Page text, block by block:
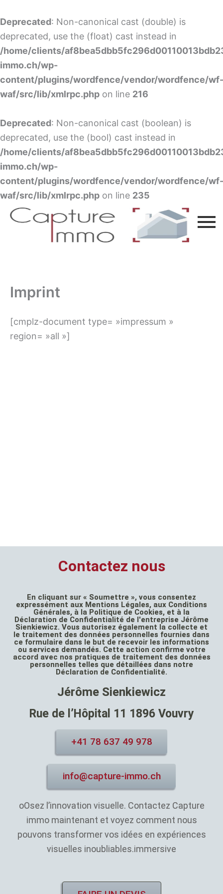
Deprecated: Non-canonical cast (double) is
deprecated, use the (float) cast instead in
/home/clients/
immo.ch/wp-
content/plugins/wordfence/vendor/wordfence/wf-
waf/src/lib/xmlrpc.php on line 216
Deprecated: Non-canonical cast (boolean) is
deprecated, use the (bool) cast instead in
/home/clients/
immo.ch/wp-
content/plugins/wordfence/vendor/wordfence/wf-
waf/src/lib/xmlrpc.php on line 235
au
contenu
Imprint
[cmplz-document type= »impressum »
region= »all »]
Contactez nous
En cliquant sur « Soumettre », vous consentez
expressément aux Mentions Légales, aux Conditions
Générales, à la Politique de Cookies, et à la
Déclaration de Confidentialité de l'entreprise Jérôme
Sienkiewicz. Vous autorisez également la collecte et
le traitement des données personnelles fournies dans
ce formulaire dans le but de recevoir les informations
ou services demandés. Cette action confirme votre
accord avec nos pratiques de traitement des données
personnelles telles que détaillées dans notre
Déclaration de Confidentialité.
Jérôme Sienkiewicz
Rue de l’Hôpital 11 1896 Vouvry
+41 78 637 49 978
info@capture-immo.ch
oOsez l’innovation visuelle. Contactez Capture
immo maintenant et voyez comment nous
pouvons transformer vos idées en expériences
visuelles inoubliables.immersive